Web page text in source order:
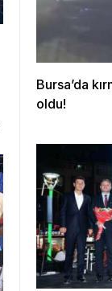
Bursa’da
oldu!